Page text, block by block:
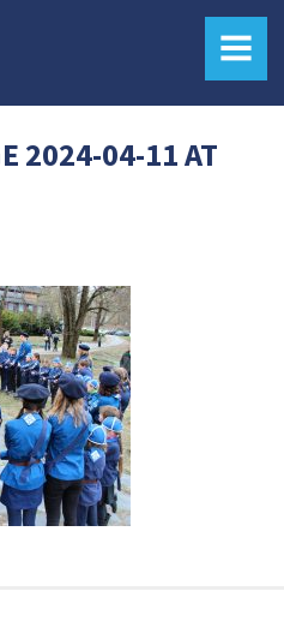
MENU
2024-04-11 AT